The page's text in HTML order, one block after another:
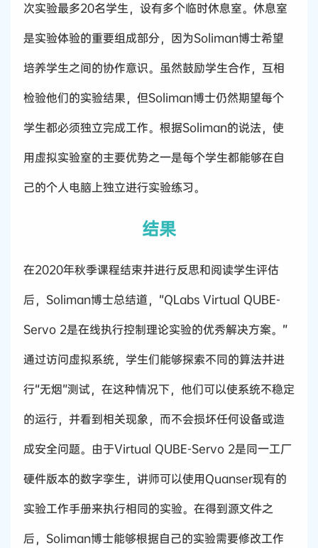
次实验最多20名学生，设有多个临时休息室。休息室
是实验体验的重要组成部分，因为Soliman博士希望
培养学生之间的协作意识。虽然鼓励学生合作，互相
检验他们的实验结果，但Soliman博士仍然期望每个
学生都必须独立完成工作。根据Soliman的说法，使
用虚拟实验室的主要优势之一是每个学生都能够在自
己的个人电脑上独立进行实验练习。
结果
在2020年秋季课程结束并进行反思和阅读学生评估
后，Soliman博士总结道，“QLabs Virtual QUBE-
Servo 2是在线执行控制理论实验的优秀解决方案。”
通过访问虚拟系统，学生们能够探索不同的算法并进
行“无烟”测试，在这种情况下，他们可以使系统不稳定
的运行，并看到相关现象，而不会损坏任何设备或造
成安全问题。由于Virtual QUBE-Servo 2是同一工厂
硬件版本的数字孪生，讲师可以使用Quanser现有的
实验工作手册来执行相同的实验。在得到源文件之
后，Soliman博士能够根据自己的实验需要修改工作